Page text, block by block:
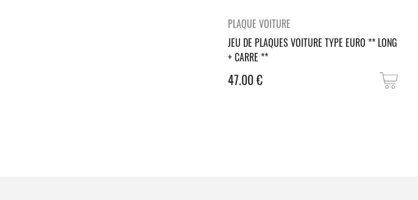
PLAQUE VOITURE
JEU DE PLAQUES VOITURE TYPE EURO ** LONG
+ CARRE **
47.00€